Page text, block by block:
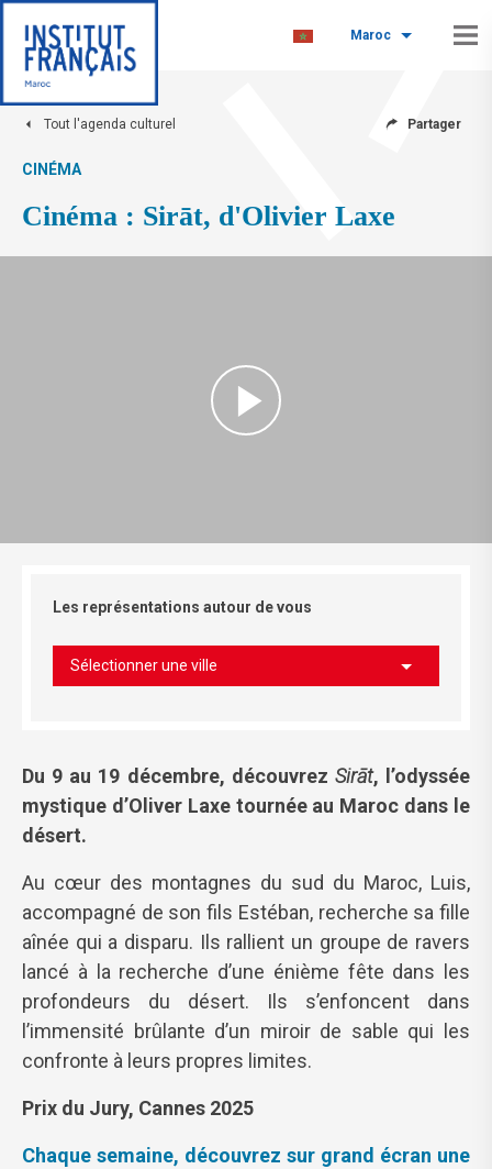
Maroc
Tout l'agenda culturel Partager
CINÉMA
Cinéma : Sirāt, d'Olivier Laxe
Les représentations autour de vous
Sélectionner une ville
Du 9 au 19 décembre, découvrez Sirāt, l’odyssée
mystique d’Oliver Laxe tournée au Maroc dans le
désert.
Au cœur des montagnes du sud du Maroc, Luis,
accompagné de son fils Estéban, recherche sa fille
aînée qui a disparu. Ils rallient un groupe de ravers
lancé à la recherche d’une énième fête dans les
profondeurs du désert. Ils s’enfoncent dans
l’immensité brûlante d’un miroir de sable qui les
confronte à leurs propres limites.
Prix du Jury, Cannes 2025
Chaque semaine, découvrez sur grand écran une